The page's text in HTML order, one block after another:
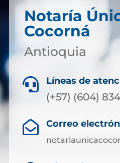
Notaría
Cocorná
Antioquia
 Líneas de
(+57) (604)
 Correo